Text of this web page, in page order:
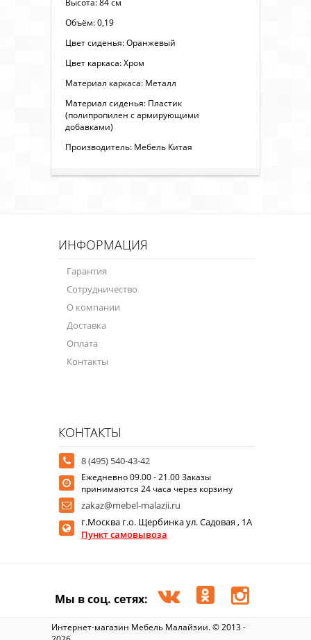
Высота: 84 см
Объём: 0,19
Цвет сиденья: Оранжевый
Цвет каркаса: Хром
Материал каркаса: Металл
Материал сиденья: Пластик
(полипропилен с армирующими
добавками)
Производитель: Мебель Китая
ИНФОРМАЦИЯ
Гарантия
Сотрудничество
О компании
Доставка
Оплата
Контакты
КОНТАКТЫ
8 (495) 540-43-42
Ежедневно 09.00 - 21.00 Заказы
принимаются 24 часа через корзину
zakaz@mebel-malazii.ru
г.Москва г.о. Щербинка ул. Садовая , 1А
Пункт самовывоза
Мы в соц. сетях:
Интернет-магазин Мебель Малайзии. © 2013 -